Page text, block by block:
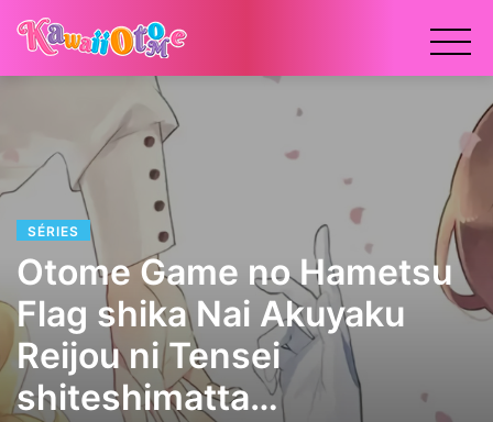
x
SÉRIES
Otome Game no Hametsu
Flag shika Nai Akuyaku
Reijou ni Tensei
shiteshimatta…